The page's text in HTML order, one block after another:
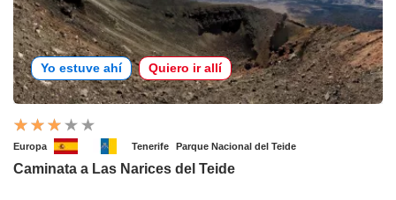
Yo estuve ahí Quiero ir allí
Europa Tenerife Parque Nacional del Teide
Caminata a Las Narices del Teide